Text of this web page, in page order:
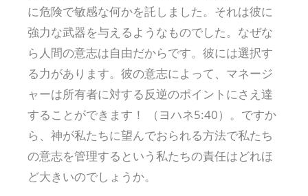
に危険で敏感な何かを託しました。それは彼に
強力な武器を与えるようなものでした。なぜな
ら人間の意志は自由だからです。彼には選択す
る力があります。彼の意志によって、マネージ
ャーは所有者に対する反逆のポイントにさえ達
することができます！ （ヨハネ5:40）。ですか
ら、神が私たちに望んでおられる方法で私たち
の意志を管理するという私たちの責任はどれほ
ど大きいのでしょうか。